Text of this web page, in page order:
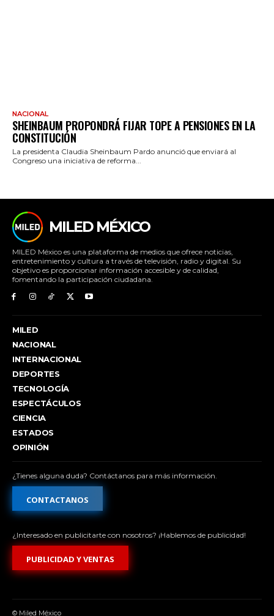
NACIONAL
SHEINBAUM PROPONDRÁ FIJAR TOPE A PENSIONES EN LA
CONSTITUCIÓN
La presidenta Claudia Sheinbaum Pardo anunció que enviará al
Congreso una iniciativa de reforma...
MILED MÉXICO
MILED México es una plataforma de medios que ofrece noticias,
entretenimiento y cultura a través de televisión, radio y digital. Su
objetivo es proporcionar información accesible y de calidad,
fomentando la participación ciudadana.
MILED
NACIONAL
INTERNACIONAL
DEPORTES
TECNOLOGÍA
ESPECTÁCULOS
CIENCIA
ESTADOS
OPINIÓN
¿Tienes alguna duda? Contáctanos para más información.
CONTACTANOS
¿Interesado en publicitarte con nosotros? ¡Hablemos de publicidad!
PUBLICIDAD Y VENTAS
© Miled México